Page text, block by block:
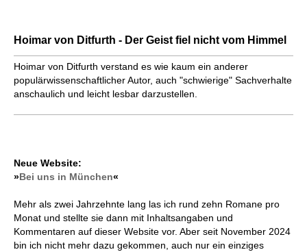
Hoimar von Ditfurth - Der Geist fiel nicht vom Himmel
Hoimar von Ditfurth verstand es wie kaum ein anderer
populärwissenschaftlicher Autor, auch "schwierige" Sachverhalte
anschaulich und leicht lesbar darzustellen.
Neue Website:
»Bei uns in München«
Mehr als zwei Jahrzehnte lang las ich rund zehn Romane pro
Monat und stellte sie dann mit Inhaltsangaben und
Kommentaren auf dieser Website vor. Aber seit November 2024
bin ich nicht mehr dazu gekommen, auch nur ein einziges